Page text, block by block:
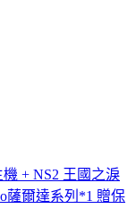
機 + NS2 王國之淚
薩爾達系列*1 贈保